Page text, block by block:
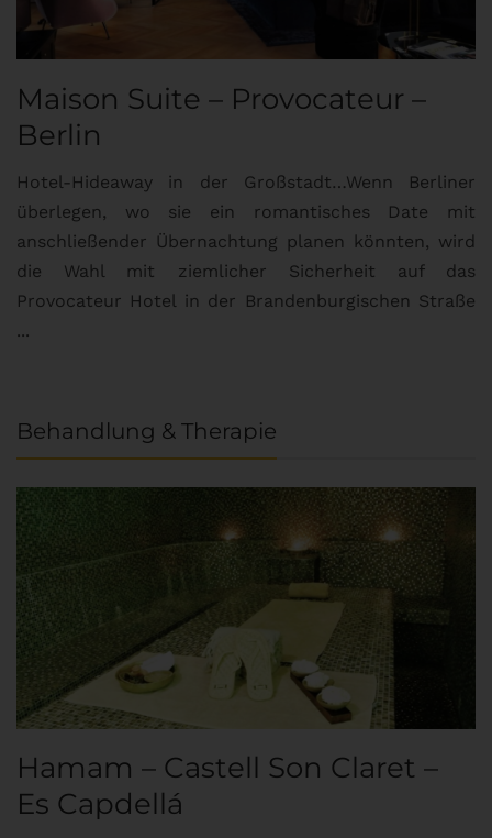
Maison Suite – Provocateur –
Berlin
Hotel-Hideaway in der Großstadt…Wenn Berliner
überlegen, wo sie ein romantisches Date mit
anschließender Übernachtung planen könnten, wird
die Wahl mit ziemlicher Sicherheit auf das
Provocateur Hotel in der Brandenburgischen Straße
...
Behandlung & Therapie
Hamam – Castell Son Claret –
Es Capdellá